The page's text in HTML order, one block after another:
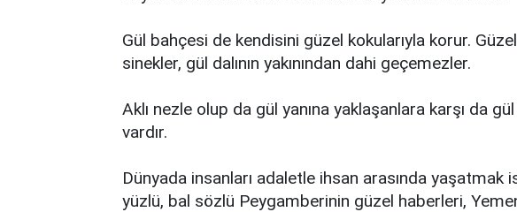
Gül bahçesi de kendisini güzel kokularıyla korur.
sinekler, gül dalının yakınından dahi geçemezler.
Aklı nezle olup da gül yanına yaklaşanlara karşı da
vardır.
Dünyada insanları adaletle ihsan arasında yaşatmak
yüzlü, bal sözlü Peygamberinin güzel haberleri,